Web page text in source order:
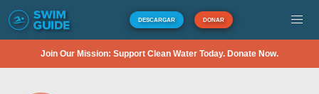
DESCARGAR DONAR
Join Our Mission: Support Clean Water Today. Donate Now.